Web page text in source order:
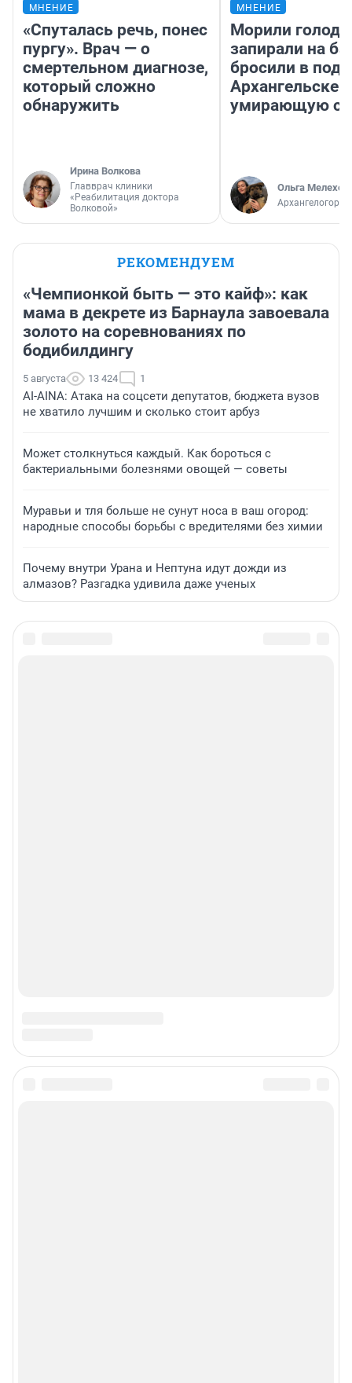
МНЕНИЕ
«Спуталась речь, понес
пургу». Врач — о
смертельном диагнозе,
который сложно
обнаружить
Ирина Волкова
Главврач клиники
«Реабилитация доктора
Волковой»
МНЕНИЕ
Морили
запирали на
бросили в
Архангельске
умирающую
Ольга
РЕКОМЕНДУЕМ
«Чемпионкой быть — это кайф»: как
мама в декрете из Барнаула завоевала
золото на соревнованиях по
бодибилдингу
5 августа 13 424 1
AI-AINA: Атака на соцсети депутатов, бюджета вузов
не хватило лучшим и сколько стоит арбуз
Может столкнуться каждый. Как бороться с
бактериальными болезнями овощей — советы
Муравьи и тля больше не сунут носа в ваш огород:
народные способы борьбы с вредителями без химии
Почему внутри Урана и Нептуна идут дожди из
алмазов? Разгадка удивила даже ученых